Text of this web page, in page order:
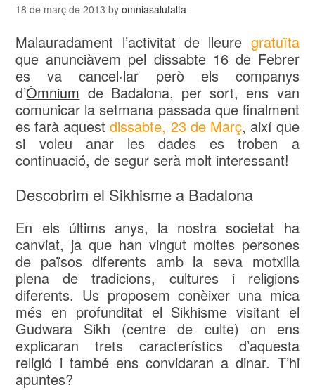
18 de març de 2013 byomniasalutalta
Malauradament l’activitat de lleure gratuïta
que anunciàvem pel dissabte 16 de Febrer
es va cancel·lar però els companys
d’Òmnium de Badalona, per sort, ens van
comunicar la setmana passada que finalment
es farà aquestdissabte, 23 de Març, així que
si voleu anar les dades es troben a
continuació, de segur serà molt interessant!
Descobrim el Sikhisme a Badalona
En els últims anys, la nostra societat ha
canviat, ja que han vingut moltes persones
de països diferents amb la seva motxilla
plena de tradicions, cultures i religions
diferents. Us proposem conèixer una mica
més en profunditat el Sikhisme visitant el
Gudwara Sikh (centre de culte) on ens
explicaran trets característics d’aquesta
religió i també ens convidaran a dinar. T’hi
apuntes?